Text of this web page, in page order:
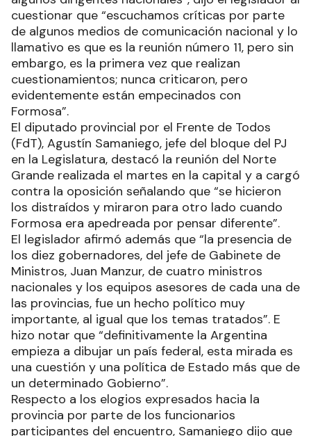
“Claramente la historia de superación de
Formosa causa resquemor en los medios y en
algunos dirigentes nacionales”, dijo el legislador al
cuestionar que “escuchamos críticas por parte
de algunos medios de comunicación nacional y lo
llamativo es que es la reunión número 11, pero sin
embargo, es la primera vez que realizan
cuestionamientos; nunca criticaron, pero
evidentemente están empecinados con
Formosa”.
El diputado provincial por el Frente de Todos
(FdT), Agustín Samaniego, jefe del bloque del PJ
en la Legislatura, destacó la reunión del Norte
Grande realizada el martes en la capital y a cargó
contra la oposición señalando que “se hicieron
los distraídos y miraron para otro lado cuando
Formosa era apedreada por pensar diferente”.
El legislador afirmó además que “la presencia de
los diez gobernadores, del jefe de Gabinete de
Ministros, Juan Manzur, de cuatro ministros
nacionales y los equipos asesores de cada una de
las provincias, fue un hecho político muy
importante, al igual que los temas tratados”. E
hizo notar que “definitivamente la Argentina
empieza a dibujar un país federal, esta mirada es